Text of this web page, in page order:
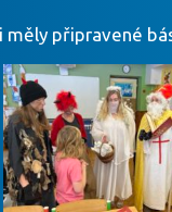
připravené